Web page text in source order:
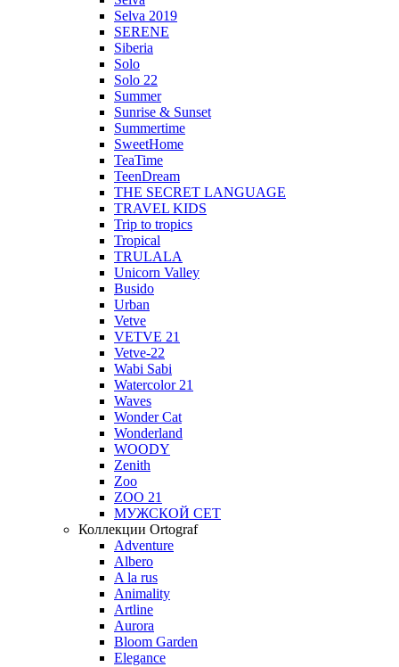
Selva 2019
SERENE
Siberia
Solo
Solo 22
Summer
Sunrise & Sunset
Summertime
SweetHome
TeaTime
TeenDream
THE SECRET LANGUAGE
TRAVEL KIDS
Trip to tropics
Tropical
TRULALA
Unicorn Valley
Busido
Urban
Vetve
VETVE 21
Vetve-22
Wabi Sabi
Watercolor 21
Waves
Wonder Cat
Wonderland
WOODY
Zenith
Zoo
ZOO 21
МУЖСКОЙ СЕТ
Коллекции Ortograf
Adventure
Albero
A la rus
Animality
Artline
Aurora
Bloom Garden
Elegance